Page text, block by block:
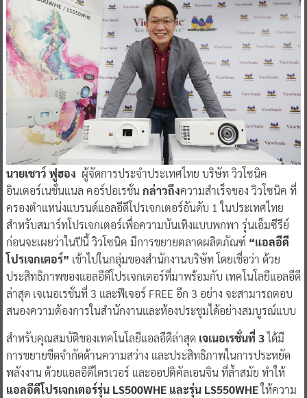
นายเชาว์ ฟูฮอง ผู้จัดการประจำประเทศไทย บริษัท วิวโซนิค
อินเตอร์เนชั่นแนล คอร์ปอเรชั่นกล่าวถึงความสำเร็จของ วิวโซนิค ที่
ครองตำแหน่งแบรนด์แอลอีดีโปรเจกเตอร์อันดับ 1 ในประเทศไทย
สำหรับสมาร์ทโปรเจกเตอร์เพื่อความบันเทิงแบบพกพา รุ่นเอ็มซีรีย์
ก่อนจะเผยว่าในปีนี้ วิวโซนิค มีการขยายตลาดผลิตภัณฑ์ “แอลอีดี
โปรเจกเตอร์” เข้าไปในกลุ่มของสำนักงานบริษัท โดยเชื่อว่า ด้วย
ประสิทธิภาพของแอลอีดีโปรเจกเตอร์ที่มาพร้อมกับ เทคโนโลยีแอลอีดี
ล่าสุด เจเนอเรชั่นที่ 3 และฟีเจอร์ FREE อีก 3 อย่าง จะสามารถตอบ
สนองความต้องการในสำนักงานและห้องประชุมได้อย่างสมบูรณ์แบบ
สำหรับคุณสมบัติของเทคโนโลยีแอลอีดีล่าสุด เจเนอเรชั่นที่ 3ได้มี
การขยายขีดจำกัดด้านความสว่าง และประสิทธิภาพในการประหยัด
พลังงาน ด้วยแอลอีดีไดรเวอร์ และออปติคัลเอนจิน ที่ล้ำสมัย ทำให้
แอลอีดีโปรเจกเตอร์รุ่น LS500WHE และรุ่น LS550WHEให้ความ